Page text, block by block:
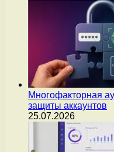
Многофакторная
защиты аккаунтов
25.07.2026